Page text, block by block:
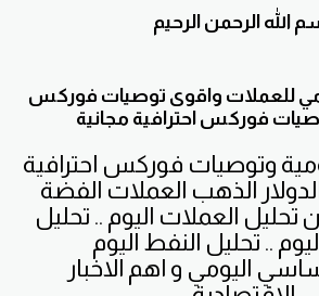
الله الرحمن الرحيم
للعملات واقوى توصيات فوركس
فوركس احترافية مجانية
وتوصيات فوركس احترافية
الذهب العملات الفضة
تحليل العملات اليوم .. تحليل
.. تحليل النفط اليوم
اليومي و اهم الاخبار